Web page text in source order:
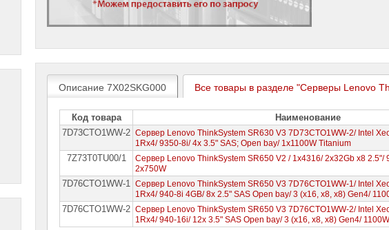
Описание 7X02SKG000 Все товары в разделе "Серверы Lenovo
Код товара Наименование
7D73CTO1WW-2 Сервер Lenovo ThinkSystem SR630 V3 7D73CTO1WW-2/ Intel
1Rx4/ 9350-8i/ 4x 3.5" SAS; Open bay/ 1x1100W Titanium
7Z73T0TU00/1
Сервер Lenovo ThinkSystem SR650 V2 / 1x4316/ 2x32Gb x8 2.5"/
2x750W
7D76CTO1WW-1
Сервер Lenovo ThinkSystem SR650 V3 7D76CTO1WW-1/ Intel
1Rx4/ 940-8i 4GB/ 8x 2.5" SAS Open bay/ 3 (x16, x8, x8) Gen4/
7D76CTO1WW-2 Сервер Lenovo ThinkSystem SR650 V3 7D76CTO1WW-2/ Intel
1Rx4/ 940-16i/ 12x 3.5" SAS Open bay/ 3 (x16, x8, x8) Gen4/